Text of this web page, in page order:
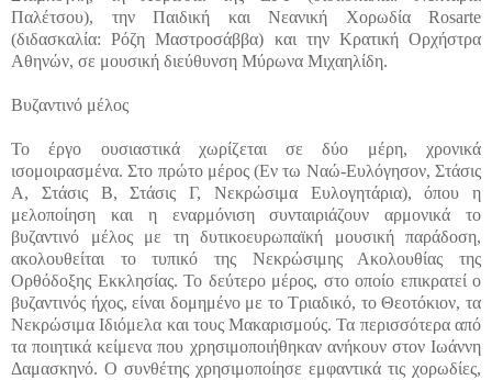
Παλέτσου), την Παιδική και Νεανική Χορωδία Rosarte
(διδασκαλία: Ρόζη Μαστροσάββα) και την Κρατική Ορχήστρα
Αθηνών, σε μουσική διεύθυνση Μύρωνα Μιχαηλίδη.
Βυζαντινό μέλος
Το έργο ουσιαστικά χωρίζεται σε δύο μέρη, χρονικά
ισομοιρασμένα. Στο πρώτο μέρος (Εν τω Ναώ-Ευλόγησον, Στάσις
Α, Στάσις Β, Στάσις Γ, Νεκρώσιμα Ευλογητάρια), όπου η
μελοποίηση και η εναρμόνιση συνταιριάζουν αρμονικά το
βυζαντινό μέλος με τη δυτικοευρωπαϊκή μουσική παράδοση,
ακολουθείται το τυπικό της Νεκρώσιμης Ακολουθίας της
Ορθόδοξης Εκκλησίας. Το δεύτερο μέρος, στο οποίο επικρατεί ο
βυζαντινός ήχος, είναι δομημένο με το Τριαδικό, το Θεοτόκιον, τα
Νεκρώσιμα Ιδιόμελα και τους Μακαρισμούς. Τα περισσότερα από
τα ποιητικά κείμενα που χρησιμοποιήθηκαν ανήκουν στον Ιωάννη
Δαμασκηνό. Ο συνθέτης χρησιμοποίησε εμφαντικά τις χορωδίες,